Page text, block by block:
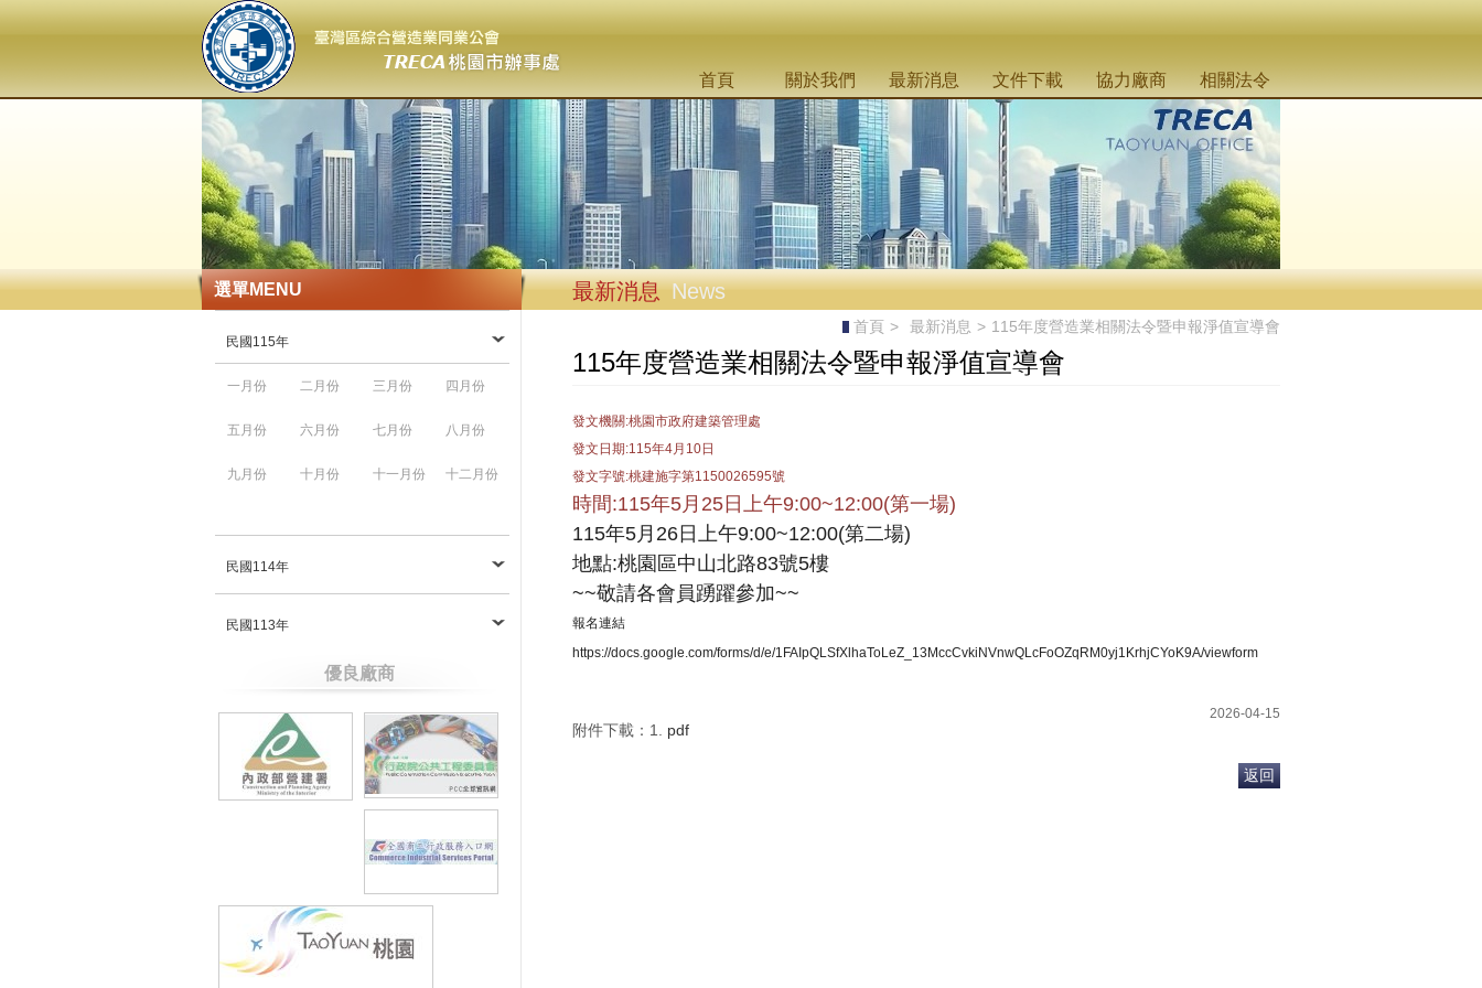
首頁 關於我們 最新消息 文件下載 協力廠商 相關法令
選單MENU
民國115年
一月份 二月份 三月份 四月份
五月份 六月份 七月份 八月份
九月份 十月份 十一月份 十二月份
民國114年
民國113年
優良廠商
最新消息 News
首頁 > 最新消息 > 115年度營造業相關法令暨申報淨值宣導會
115年度營造業相關法令暨申報淨值宣導會
發文機關:桃園市政府建築管理處
發文日期:115年4月10日
發文字號:桃建施字第1150026595號
時間:115年5月25日上午9:00~12:00(第一場)
115年5月26日上午9:00~12:00(第二場)
地點:桃園區中山北路83號5樓
~~敬請各會員踴躍參加~~
報名連結
https://docs.google.com/forms/d/e/1FAIpQLSfXlhaToLeZ_13MccCvkiNVnwQLcFoOZqRM0yj1KrhjCYoK9A/viewform
2026-04-15
附件下載：1. pdf
返回